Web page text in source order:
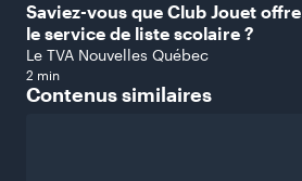
Saviez-vous que Club Jouet offre
le service de liste scolaire ?
Le TVA Nouvelles Québec
2 min
Contenussimilaires